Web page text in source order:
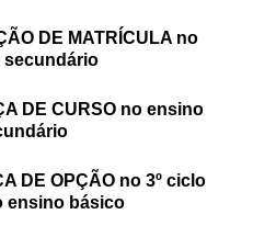
DE MATRÍCULA no
secundário
DE CURSO no ensino
DE OPÇÃO no 3º ciclo
ensino básico